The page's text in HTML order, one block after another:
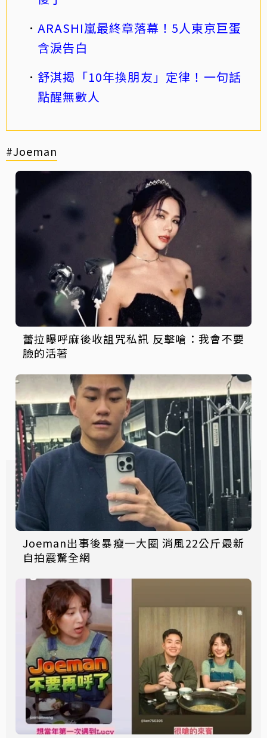
ARASHI嵐最終章落幕！5人東京巨蛋
含淚告白
舒淇揭「10年換朋友」定律！一句話
點醒無數人
#Joeman
蕾拉曝呼麻後收詛咒私訊 反擊嗆：我會不要
臉的活著
Joeman出事後暴瘦一大圈 消風22公斤最新
自拍震驚全網